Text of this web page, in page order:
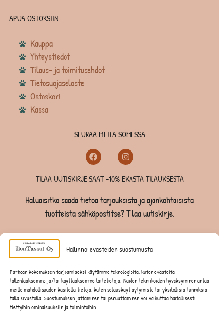
Hallinnoi evästeiden suostumusta
Parhaan kokemuksen tarjoamiseksi käytämme teknologioita, kuten evästeitä,
tallentaaksemme ja/tai käyttääksemme laitetietoja. Näiden tekniikoiden hyväksyminen antaa
meille mahdollisuuden käsitellä tietoja, kuten selauskäyttäytymistä tai yksilöllisiä tunnuksia
tällä sivustolla. Suostumuksen jättäminen tai peruuttaminen voi vaikuttaa haitallisesti
tiettyihin ominaisuuksiin ja toimintoihin.
APUA OSTOKSIIN
Kauppa
Yhteystiedot
Tilaus- ja toimitusehdot
Tietosuojaseloste
Ostoskori
Kassa
SEURAA MEITÄ SOMESSA
TILAA UUTISKIRJE SAAT -10% EKASTA TILAUKSESTA
Haluaisitko saada tietoa tarjouksista ja ajankohtaisista
tuotteista sähköpostitse? Tilaa uutiskirje.
TILAA UUTISKIRJE -SAAT -10% EKASTA TILAUKSESTA
KISSOILLE
JYRSIJÖILLE